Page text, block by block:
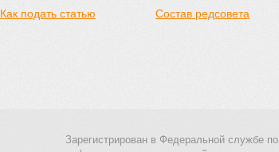
Как подать статью Состав редсовета
Зарегистрирован в Федеральной службе